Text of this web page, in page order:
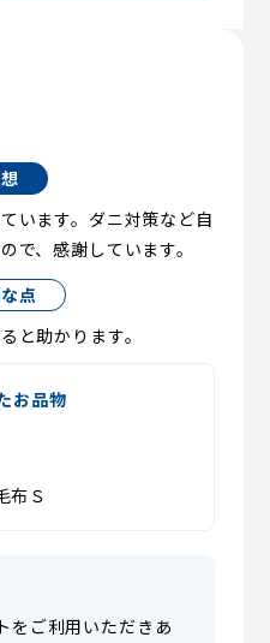
います。ダニ対策など自
で、感謝しています。
点
と助かります。
お品物
布Ｓ
をご利用いただきあ